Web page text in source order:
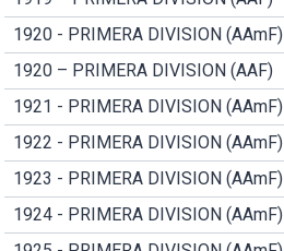
1920 - PRIMERA DIVISION (AAmF)
1920 – PRIMERA DIVISION (AAF)
1921 - PRIMERA DIVISION (AAmF)
1922 - PRIMERA DIVISION (AAmF)
1923 - PRIMERA DIVISION (AAmF)
1924 - PRIMERA DIVISION (AAmF)